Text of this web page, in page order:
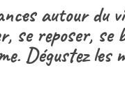
autour du
se reposer, se
Dégustez les